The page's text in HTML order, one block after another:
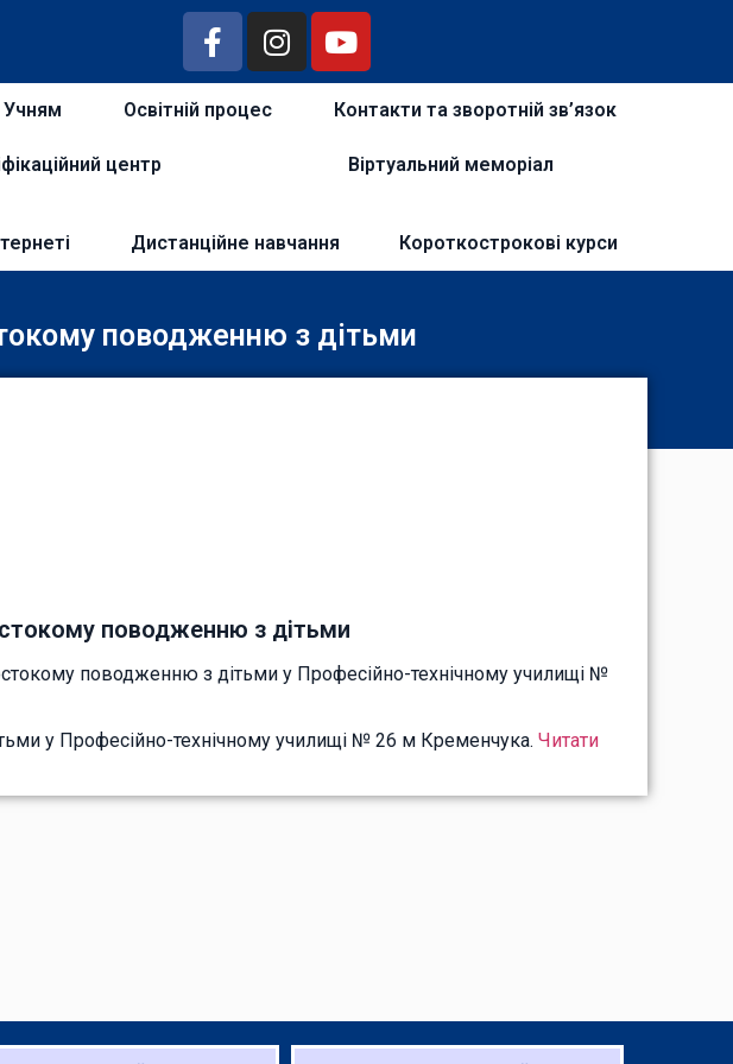
Учням Освітній процес Контакти та зворотній зв’язок
центр Віртуальний меморіал
Дистанційне навчання Короткострокові курси
поводженню з дітьми
поводженню з дітьми
поводженню з дітьми у Професійно-технічному училищі №
у Професійно-технічному училищі № 26 м Кременчука. Читати